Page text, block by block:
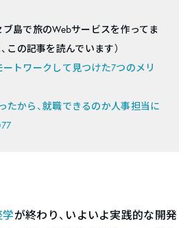
ブ島で旅のWebサービスを作ってま
この記事を読んでいます）
トワークして見つけた7つのメリ
たから、就職できるのか人事担当に
が終わり、いよいよ実践的な開発